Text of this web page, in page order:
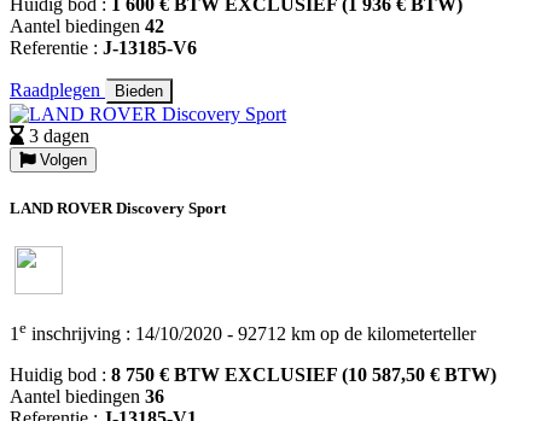
Huidig bod : 1 600 € BTW EXCLUSIEF (1 936 € BTW)
Aantel biedingen 42
Referentie : J-13185-V6
Raadplegen Bieden
3 dagen
Volgen
LAND ROVER Discovery Sport
1 e inschrijving : 14/10/2020 - 92712 km op de kilometerteller
Huidig bod : 8 750 € BTW EXCLUSIEF (10 587,50 € BTW)
Aantel biedingen 36